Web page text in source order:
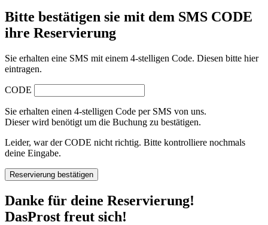
Bitte bestätigen sie mit dem SMS CODE
ihre Reservierung
Sie erhalten eine SMS mit einem 4-stelligen Code. Diesen bitte hier
eintragen.
CODE
Sie erhalten einen 4-stelligen Code per SMS von uns.
Dieser wird benötigt um die Buchung zu bestätigen.
Leider, war der CODE nicht richtig. Bitte kontrolliere nochmals
deine Eingabe.
Reservierung bestätigen
Danke für deine Reservierung!
DasProst freut sich!